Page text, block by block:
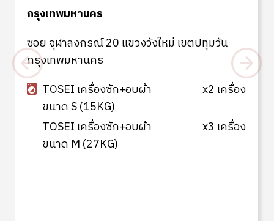
กรุงเทพมหานคร
ซอย จุฬาลงกรณ์ 20 แขวงวังใหม่ เขตปทุมวัน
กรุงเทพมหานคร
TOSEI เครื่องซัก+อบผ้า
ขนาด S (15KG)
x2 เครื่อง
TOSEI เครื่องซัก+อบผ้า
ขนาด M (27KG)
x3 เครื่อง